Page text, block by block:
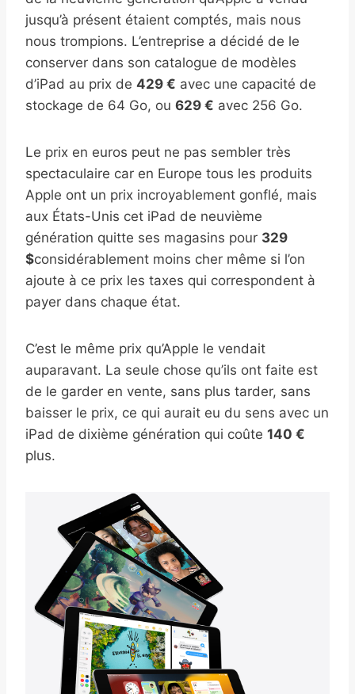
jusqu’à présent étaient comptés, mais nous
nous trompions. L’entreprise a décidé de le
conserver dans son catalogue de modèles
d’iPad au prix de 429 € avec une capacité de
stockage de 64 Go, ou 629 € avec 256 Go.
Le prix en euros peut ne pas sembler très
spectaculaire car en Europe tous les produits
Apple ont un prix incroyablement gonflé, mais
aux États-Unis cet iPad de neuvième
génération quitte ses magasins pour 329
$considérablement moins cher même si l’on
ajoute à ce prix les taxes qui correspondent à
payer dans chaque état.
C’est le même prix qu’Apple le vendait
auparavant. La seule chose qu’ils ont faite est
de le garder en vente, sans plus tarder, sans
baisser le prix, ce qui aurait eu du sens avec un
iPad de dixième génération qui coûte 140 €
plus.